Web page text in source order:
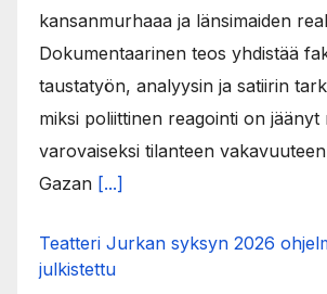
kansanmurhaaa ja länsimaiden
Dokumentaarinen teos yhdistää
taustatyön, analyysin ja satiirin
miksi poliittinen reagointi on jäänyt
varovaiseksi tilanteen
Gazan [...]
Teatteri Jurkan syksyn 2026
julkistettu